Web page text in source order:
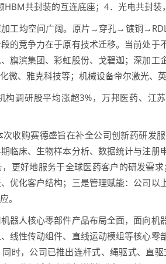
HBM共封装的互连底座；4．光电共封装
工均空间广阔。原片→穿孔→镀铜
的竞争力在于原有技术迁移。当前处于
旗滨集团、彩虹股份、戈碧迦；深加工
微、雅克科技等；机械设备帝尔激光、英
调研股平均涨超3%，万邦医药、江
购赛德盛旨在补全公司创新药研发
临床、生物样本分析、数据统计与注
更好地服务于全球医药客户的研发需
优化客户结构；三是管理赋能：公司以
。
人核心零部件产品布局全面，面向机
线性传动组件、直线运动模组等核心零
时，公司已推出连杆式、绳驱式、直